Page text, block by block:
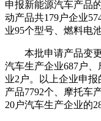
申报新能源汽车产品
动产品共179户企业
业95个型号、燃料电
本批申请产品变
汽车生产企业687户
业2户。以上企业申
产品7792个、摩托车
20户汽车生产企业的